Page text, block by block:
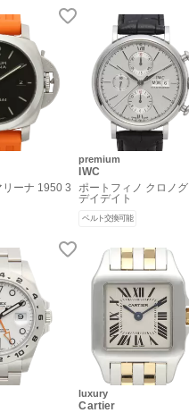
ーナ 1950 3
premium
IWC
ポートフィノ クロノ
デイデイト
ベルト交換可能
luxury
Cartier